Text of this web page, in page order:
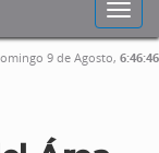
9 de Agosto, 6:46:46